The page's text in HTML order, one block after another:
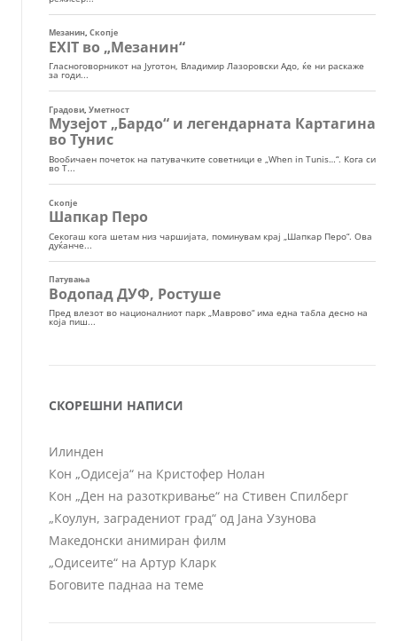
СКОРЕШНИ НАПИСИ
Илинден
Кон „Одисеја“ на Кристофер Нолан
Кон „Ден на разоткривање“ на Стивен Спилберг
„Коулун, заградениот град“ од Јана Узунова
Македонски анимиран филм
„Одисеите“ на Артур Кларк
Боговите паднаа на теме